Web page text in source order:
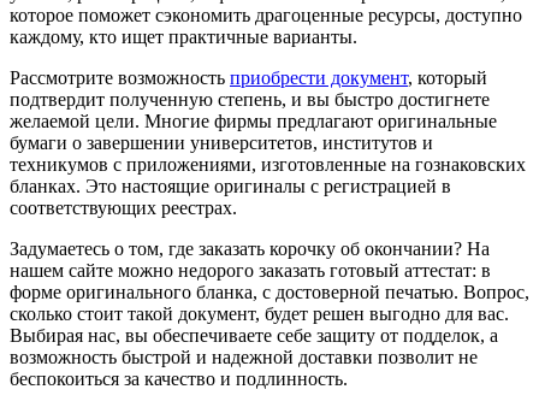
которое поможет сэкономить драгоценные ресурсы, доступно
каждому, кто ищет практичные варианты.
Рассмотрите возможность приобрести документ, который
подтвердит полученную степень, и вы быстро достигнете
желаемой цели. Многие фирмы предлагают оригинальные
бумаги о завершении университетов, институтов и
техникумов с приложениями, изготовленные на гознаковских
бланках. Это настоящие оригиналы с регистрацией в
соответствующих реестрах.
Задумаетесь о том, где заказать корочку об окончании? На
нашем сайте можно недорого заказать готовый аттестат: в
форме оригинального бланка, с достоверной печатью. Вопрос,
сколько стоит такой документ, будет решен выгодно для вас.
Выбирая нас, вы обеспечиваете себе защиту от подделок, а
возможность быстрой и надежной доставки позволит не
беспокоиться за качество и подлинность.